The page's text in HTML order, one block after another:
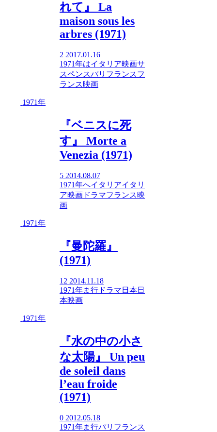
れて』 La
maison sous les
arbres (1971)
2 2017.01.16
1971年はイタリア映画サ
スペンスパリ フランスフ
ランス映画
1971年
『ベニスに死
す』 Morte a
Venezia (1971)
5 2014.08.07
1971年へイタリアイタリ
ア映画 ドラマフランス映
画
1971年
『曼陀羅』
(1971)
12 2014.11.18
1971年ま行 ドラマ 日本日
本映画
1971年
『水の中の小さ
な太陽』 Un peu
de soleil dans
l’eau froide
(1971)
0 2012.05.18
1971年ま行パリ フランス